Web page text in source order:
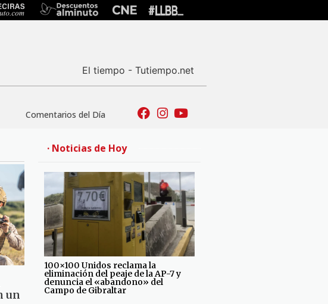
El tiempo - Tutiempo.net
Comentarios del Día
un
· Noticias de Hoy
100×100 Unidos reclama la
eliminación del peaje de la AP-7 y
denuncia el «abandono» del
Campo de Gibraltar